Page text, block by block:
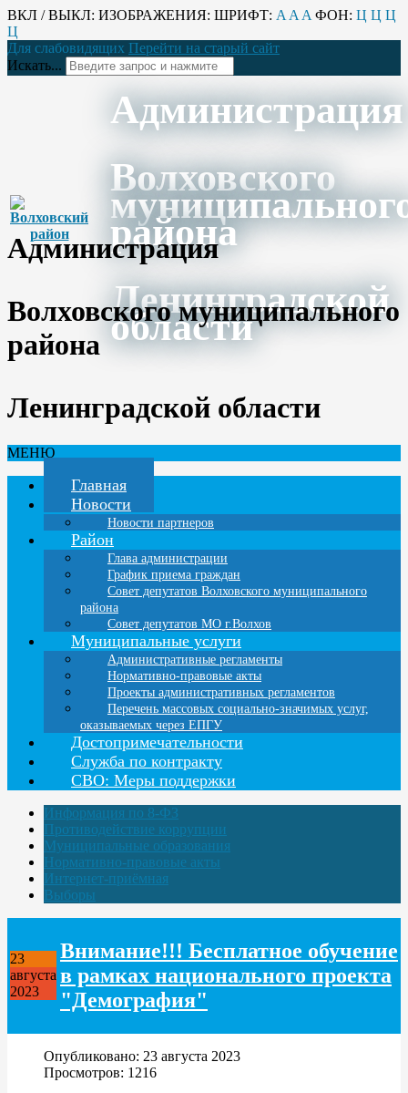
ВКЛ / ВЫКЛ: ИЗОБРАЖЕНИЯ: ШРИФТ: A A A ФОН: Ц Ц Ц
Ц
Для слабовидящих Перейти на старый сайт
Искать...
Администрация
Волховского
района
Ленинградской
области
Администрация
Волховского муниципального
района
Ленинградской области
МЕНЮ
Главная
Новости
Новости партнеров
Район
Глава администрации
График приема граждан
Совет депутатов Волховского муниципального
района
Совет депутатов МО г.Волхов
Муниципальные услуги
Административные регламенты
Нормативно-правовые акты
Проекты административных регламентов
Перечень массовых социально-значимых услуг,
оказываемых через ЕПГУ
Достопримечательности
Служба по контракту
СВО: Меры поддержки
Информация по 8-ФЗ
Противодействие коррупции
Муниципальные образования
Нормативно-правовые акты
Интернет-приёмная
Выборы
23
августа
2023
Внимание!!! Бесплатное обучение
в рамках национального проекта
"Демография"
Опубликовано: 23 августа 2023
Просмотров: 1216